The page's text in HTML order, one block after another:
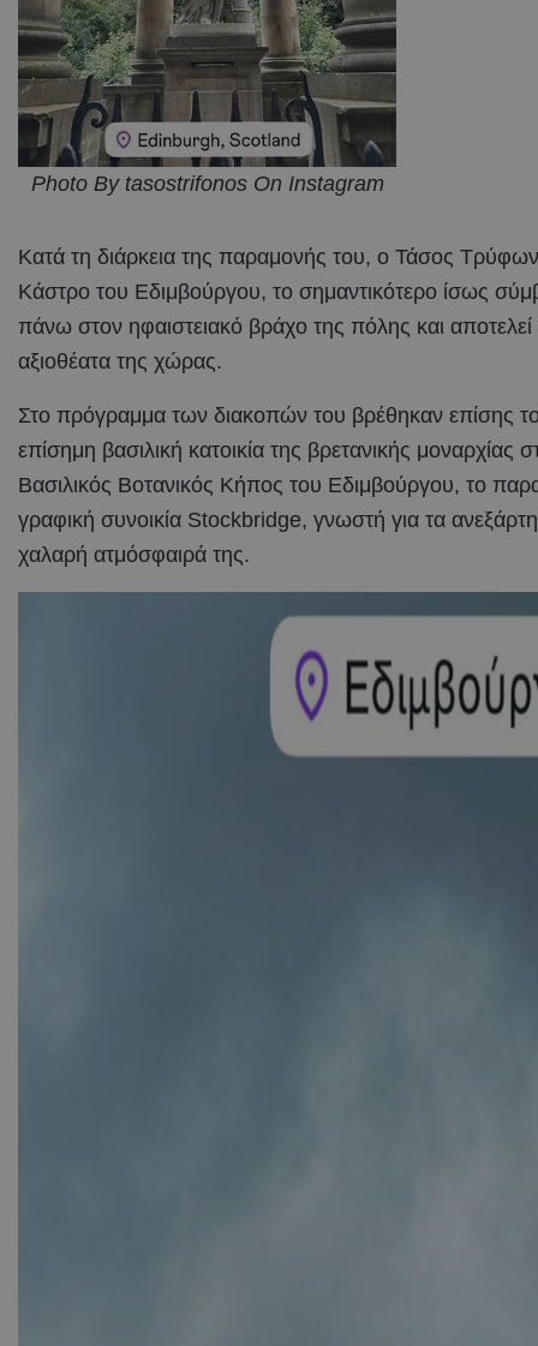
Photo By tasostrifonos On Instagram
Κατά τη διάρκεια της παραμονής του, ο Τάσος
Κάστρο του Εδιμβούργου, το σημαντικότερο ίσως
πάνω στον ηφαιστειακό βράχο της πόλης και
αξιοθέατα της χώρας.
Στο πρόγραμμα των διακοπών του βρέθηκαν επίσης
επίσημη βασιλική κατοικία της βρετανικής
Βασιλικός Βοτανικός Κήπος του Εδιμβούργου, το
γραφική συνοικία Stockbridge, γνωστή για τα
χαλαρή ατμόσφαιρά της.